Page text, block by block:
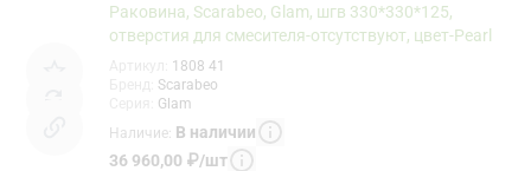
Раковина, Scarabeo, Glam, шгв 330*330*125,
отверстия для смесителя-отсутствуют, цвет-Pearl
1808 41
Scarabeo
Glam
Наличие: В наличии
36 960,00 ₽/шт